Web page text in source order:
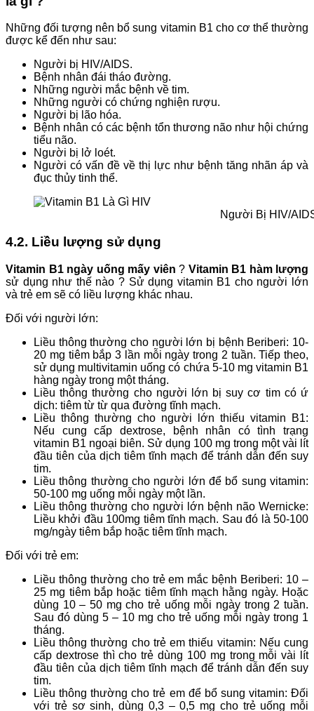
Những đối tượng nên bổ sung vitamin B1 cho cơ thể thường
được kể đến như sau:
Người bị HIV/AIDS.
Bệnh nhân đái tháo đường.
Những người mắc bệnh về tim.
Những người có chứng nghiện rượu.
Người bị lão hóa.
Bệnh nhân có các bệnh tổn thương não như hội chứng
tiểu não.
Người bị lở loét.
Người có vấn đề về thị lực như bệnh tăng nhãn áp và
đục thủy tinh thể.
Người Bị HIV/
4.2. Liều lượng sử dụng
Vitamin B1 ngày uống mấy viên ? Vitamin B1 hàm lượng
sử dụng như thế nào ? Sử dụng vitamin B1 cho người lớn
và trẻ em sẽ có liều lượng khác nhau.
Đối với người lớn:
Liều thông thường cho người lớn bị bệnh Beriberi: 10-
20 mg tiêm bắp 3 lần mỗi ngày trong 2 tuần. Tiếp theo,
sử dụng multivitamin uống có chứa 5-10 mg vitamin B1
hàng ngày trong một tháng.
Liều thông thường cho người lớn bị suy cơ tim có ứ
dịch: tiêm từ từ qua đường tĩnh mạch.
Liều thông thường cho người lớn thiếu vitamin B1:
Nếu cung cấp dextrose, bệnh nhân có tình trạng
vitamin B1 ngoại biên. Sử dụng 100 mg trong một vài lít
đầu tiên của dịch tiêm tĩnh mạch để tránh dẫn đến suy
tim.
Liều thông thường cho người lớn để bổ sung vitamin:
50-100 mg uống mỗi ngày một lần.
Liều thông thường cho người lớn bệnh não Wernicke:
Liều khởi đầu 100mg tiêm tĩnh mạch. Sau đó là 50-100
mg/ngày tiêm bắp hoặc tiêm tĩnh mạch.
Đối với trẻ em:
Liều thông thường cho trẻ em mắc bệnh Beriberi: 10 –
25 mg tiêm bắp hoặc tiêm tĩnh mạch hằng ngày. Hoặc
dùng 10 – 50 mg cho trẻ uống mỗi ngày trong 2 tuần.
Sau đó dùng 5 – 10 mg cho trẻ uống mỗi ngày trong 1
tháng.
Liều thông thường cho trẻ em thiếu vitamin: Nếu cung
cấp dextrose thì cho trẻ dùng 100 mg trong mỗi vài lít
đầu tiên của dịch tiêm tĩnh mạch để tránh dẫn đến suy
tim.
Liều thông thường cho trẻ em để bổ sung vitamin: Đối
với trẻ sơ sinh, dùng 0,3 – 0,5 mg cho trẻ uống mỗi